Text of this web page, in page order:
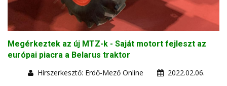
Megérkeztek az új MTZ-k - Saját motort fejleszt az
európai piacra a Belarus traktor
Hírszerkesztő: Erdő-Mező Online
2022.02.06.